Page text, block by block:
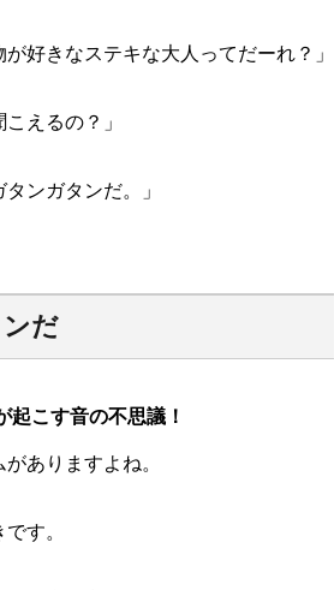
好きなステキな大人ってだーれ？」
えるの？」
ンガタンだ。」
だ
起こす音の不思議！
ありますよね。
す。